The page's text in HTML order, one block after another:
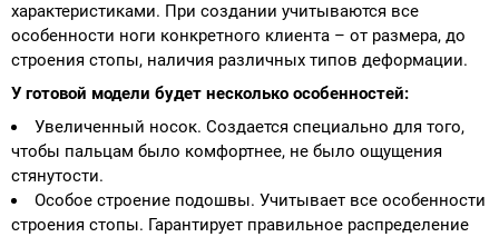
характеристиками. При создании учитываются все
особенности ноги конкретного клиента – от размера, до
строения стопы, наличия различных типов деформации.
У готовой модели будет несколько особенностей:
Увеличенный носок. Создается специально для того,
чтобы пальцам было комфортнее, не было ощущения
стянутости.
Особое строение подошвы. Учитывает все особенности
строения стопы. Гарантирует правильное распределение